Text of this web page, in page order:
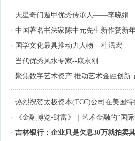
· 天星奇门遁甲优秀传承人——李晓娟
· 中国著名书法家陈中元先生新作贺新
· 国学文化最具推动力人物---杜泯宏
· 当代优秀风水专家--康永刚
· 聚焦数字艺术资产 推动艺术金融创新
· 热烈祝贺太极资本(TCC)公司在美国特
·
《金融博览•财富》｜艺术金融的“国
· 吉林银行：企业只是欠息30万就拍卖